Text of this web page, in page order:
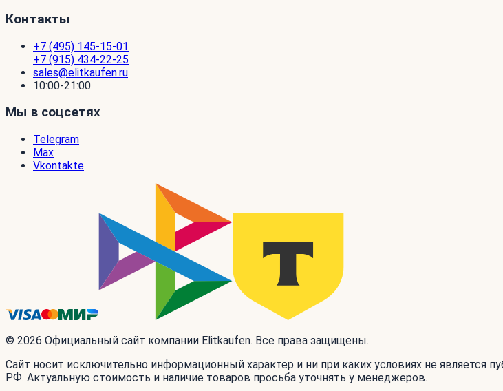
Контакты
+7 (495) 145-15-01
+7 (915) 434-22-25
sales@elitkaufen.ru
10:00-21:00
Мы в соцсетях
Telegram
Max
Vkontakte
© 2026 Официальный сайт компании Elitkaufen. Все права защищены.
Сайт носит исключительно информационный характер и ни при каких условиях не является
РФ. Актуальную стоимость и наличие товаров просьба уточнять у менеджеров.